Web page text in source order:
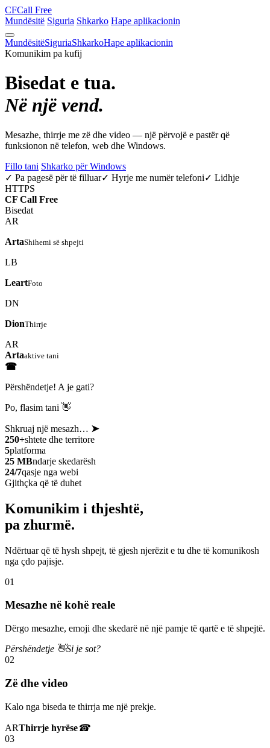
CFCall Free
Mundësitë Siguria Shkarko Hape aplikacionin
MundësitëSiguriaShkarkoHape aplikacionin
Komunikim pa kufij
Bisedat e tua.
Në një vend.
Mesazhe, thirrje me zë dhe video — një përvojë e pastër që
funksionon në telefon, web dhe Windows.
Fillo tani Shkarko për Windows
✓ Pa pagesë për të filluar✓ Hyrje me numër telefoni✓ Lidhje
HTTPS
CF Call Free
Bisedat
AR
ArtaShihemi së shpejti
LB
LeartFoto
DN
DionThirrje
AR
Artaaktive tani
☎
Përshëndetje! A je gati?
Po, flasim tani 👋
Shkruaj një mesazh… ➤
250+shtete dhe territore
5platforma
25 MBndarje skedarësh
24/7qasje nga webi
Gjithçka që të duhet
Komunikim i thjeshtë,
pa zhurmë.
Ndërtuar që të hysh shpejt, të gjesh njerëzit e tu dhe të komunikosh
nga çdo pajisje.
01
Mesazhe në kohë reale
Dërgo mesazhe, emoji dhe skedarë në një pamje të qartë e të shpejtë.
Përshëndetje 👋Si je sot?
02
Zë dhe video
Kalo nga biseda te thirrja me një prekje.
ARThirrje hyrëse☎
03